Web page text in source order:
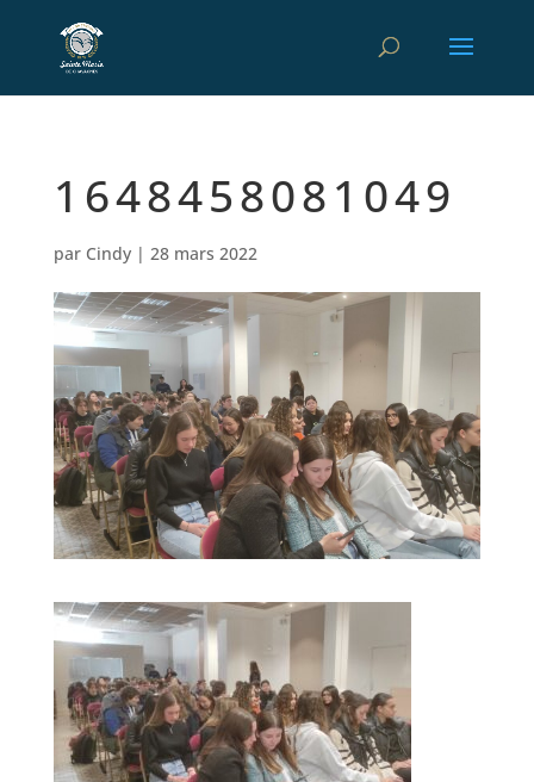
1648458081049
par Cindy| 28 mars 2022